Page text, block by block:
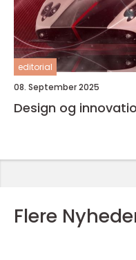
editorial
08. September 2025
Design og
Flere